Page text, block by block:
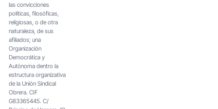
las convicciones
políticas, filosóficas,
religiosas, o de otra
naturaleza, de sus
afiliados; una
Organización
Democrática y
Autónoma dentro la
estructura organizativa
de la Unión Sindical
Obrera. CIF
G83365445. C/